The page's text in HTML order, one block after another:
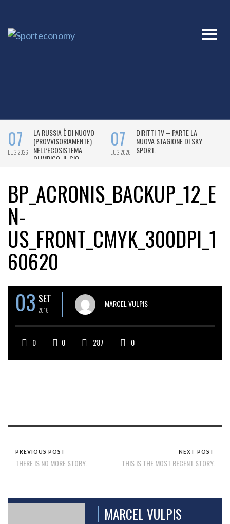
BP_ACRONIS_BACKUP_12_E
N-
US_FRONT_CMYK_300DPI_1
60620
03 SET
2016
MARCEL VULPIS
0 0 287 0
PREVIOUS POST
THERE IS NO MORE STORY.
NEXT POST
THIS IS THE MOST RECENT STORY.
MARCEL VULPIS